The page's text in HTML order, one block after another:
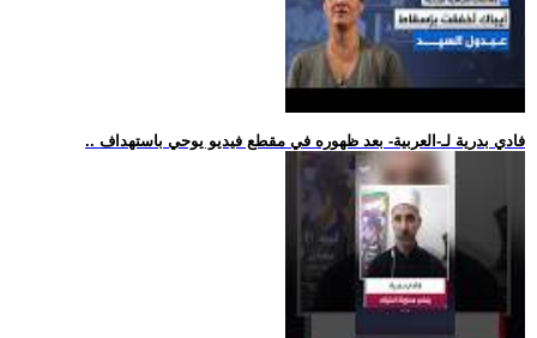
.. فادي بدرية لـ-العربية- بعد ظهوره في مقطع فيديو يوحي باستهداف